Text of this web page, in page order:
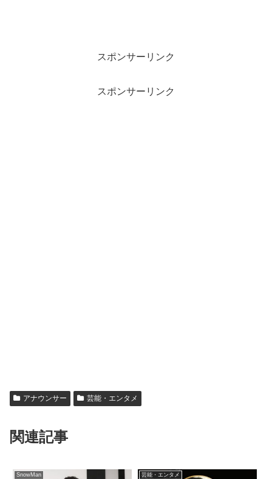
スポンサーリンク
スポンサーリンク
アナウンサー 芸能・エンタメ
関連記事
SnowMan 芸能・エンタメ